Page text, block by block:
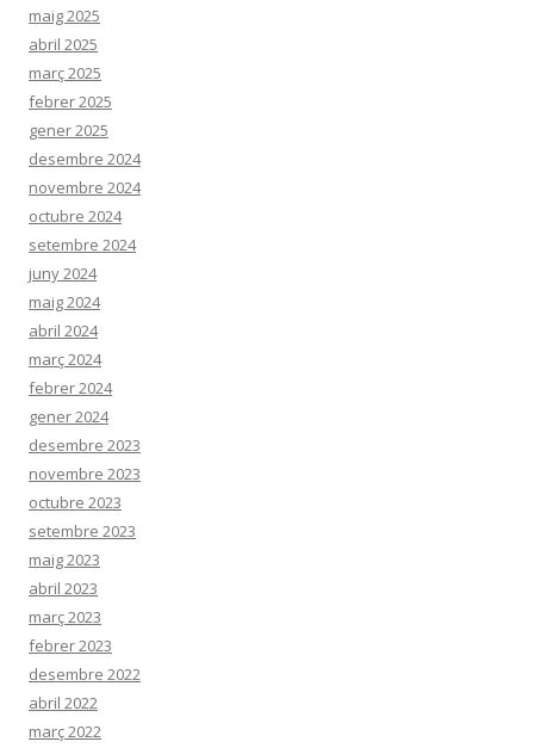
maig 2025
abril 2025
març 2025
febrer 2025
gener 2025
desembre 2024
novembre 2024
octubre 2024
setembre 2024
juny 2024
maig 2024
abril 2024
març 2024
febrer 2024
gener 2024
desembre 2023
novembre 2023
octubre 2023
setembre 2023
maig 2023
abril 2023
març 2023
febrer 2023
desembre 2022
abril 2022
març 2022